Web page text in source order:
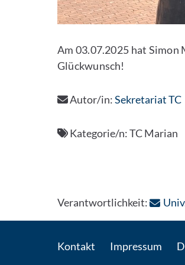
Am 03.07.2025 hat
Glückwunsch!
Autor/in:Sekretariat TC
Kategorie/n:TC Marian
Verantwortlichkeit:
Kontakt Impressum